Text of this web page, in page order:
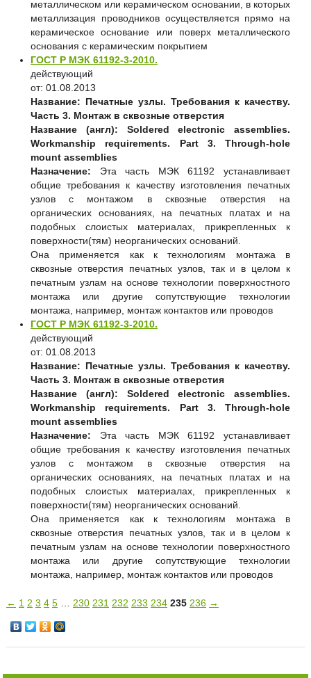
металлическом или керамическом основании, в которых
металлизация проводников осуществляется прямо на
керамическое основание или поверх металлического
основания с керамическим покрытием
ГОСТ Р МЭК 61192-3-2010.
действующий
от: 01.08.2013
Название: Печатные узлы. Требования к качеству.
Часть 3. Монтаж в сквозные отверстия
Название (англ):
Soldered electronic assemblies.
Workmanship requirements. Part 3. Through-hole
mount assemblies
Назначение: Эта часть МЭК 61192 устанавливает
общие требования к качеству изготовления печатных
узлов с монтажом в сквозные отверстия на
органических основаниях, на печатных платах и на
подобных слоистых материалах, прикрепленных к
поверхности(тям) неорганических оснований.
Она применяется как к технологиям монтажа в
сквозные отверстия печатных узлов, так и в целом к
печатным узлам на основе технологии поверхностного
монтажа или другие сопутствующие технологии
монтажа, например, монтаж контактов или проводов
ГОСТ Р МЭК 61192-3-2010.
действующий
от: 01.08.2013
Название: Печатные узлы. Требования к качеству.
Часть 3. Монтаж в сквозные отверстия
Название (англ):
Soldered electronic assemblies.
Workmanship requirements. Part 3. Through-hole
mount assemblies
Назначение: Эта часть МЭК 61192 устанавливает
общие требования к качеству изготовления печатных
узлов с монтажом в сквозные отверстия на
органических основаниях, на печатных платах и на
подобных слоистых материалах, прикрепленных к
поверхности(тям) неорганических оснований.
Она применяется как к технологиям монтажа в
сквозные отверстия печатных узлов, так и в целом к
печатным узлам на основе технологии поверхностного
монтажа или другие сопутствующие технологии
монтажа, например, монтаж контактов или проводов
← 1 2 3 4 5 230 231 232 233 234 235 236 →